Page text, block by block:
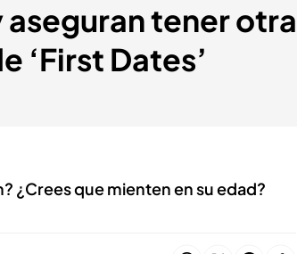
tener
‘First Dates’
¿Crees que mienten en su edad?